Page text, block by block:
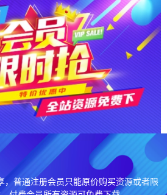
，普通注册会员只能原价购买资源或者限